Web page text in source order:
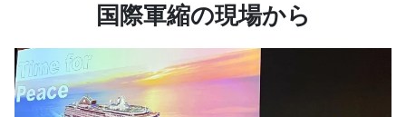
国際軍縮の現場から